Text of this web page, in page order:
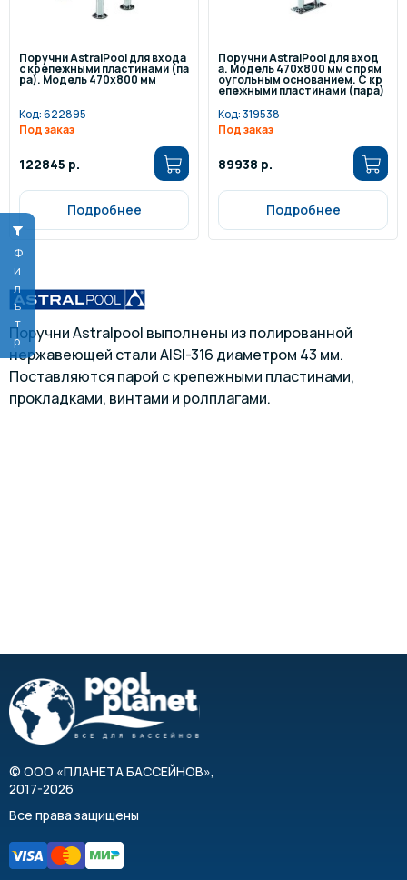
Фильтр
Поручни AstralPool для входа
с крепежными пластинами (па
ра). Модель 470х800 мм
Код:622895
Под заказ
122845 р.
Подробнее
Поручни AstralPool для вход
а. Модель 470х800 мм с прям
оугольным основанием. С кр
епежными пластинами (пара)
Код:319538
Под заказ
89938 р.
Подробнее
Поручни Astralpool выполнены из полированной
нержавеющей стали AISI-316 диаметром 43 мм.
Поставляются парой с крепежными пластинами,
прокладками, винтами и ролплагами.
© ООО «ПЛАНЕТА БАССЕЙНОВ»,
2017-2026
Все права защищены